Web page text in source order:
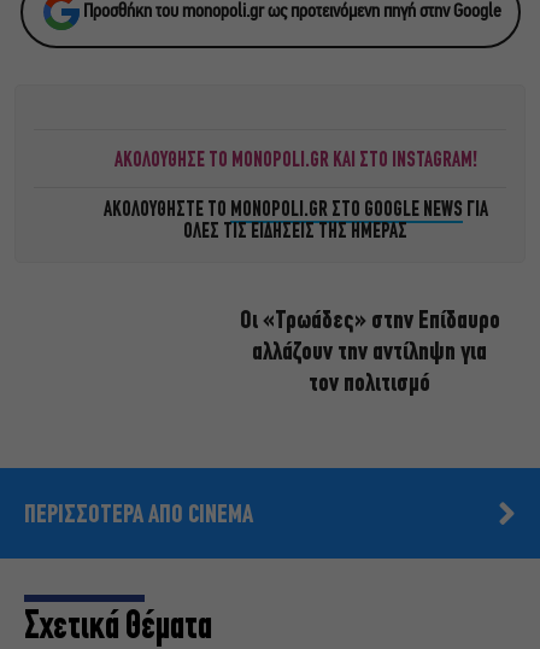
Προσθήκη του monopoli.gr ως προτεινόμενη πηγή στην Google
ΑΚΟΛΟΥΘΗΣΕ ΤΟ MONOPOLI.GR ΚΑΙ ΣΤΟ INSTAGRAM!
ΑΚΟΛΟΥΘΗΣΤΕ ΤΟ MONOPOLI.GR ΣΤΟ GOOGLE NEWS ΓΙΑ
ΟΛΕΣ ΤΙΣ ΕΙΔΗΣΕΙΣ ΤΗΣ ΗΜΕΡΑΣ
Οι «Τρωάδες» στην Επίδαυρο
αλλάζουν την αντίληψη για
τον πολιτισμό
ΠΕΡΙΣΣΟΤΕΡΑ ΑΠΟ CINEMA
Σχετικά Θέματα